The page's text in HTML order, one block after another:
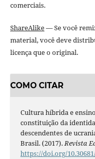
comerciais.
ShareAlike— Se você
material, você deve
licença que o original.
COMO CITAR
Cultura híbrida e
constituição da
descendentes de
Brasil. (2017).Revista
https://doi.org/